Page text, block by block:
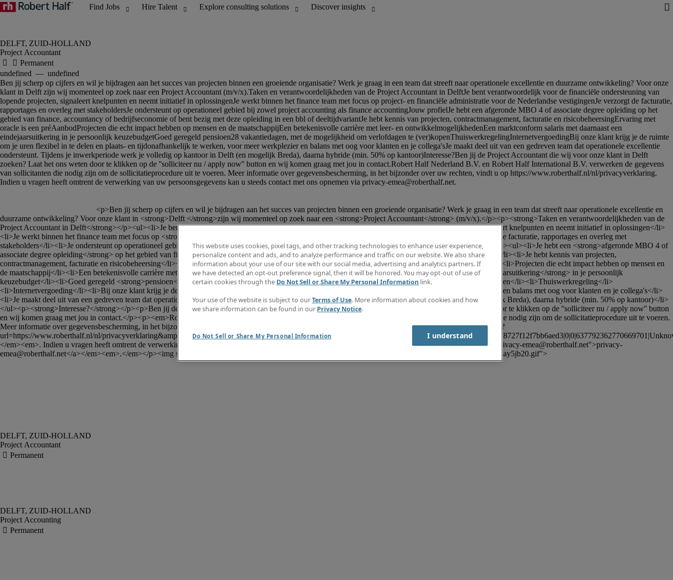
Project Accountant
duurzame ontwikkeling? Voor onze klant in <strong>Delft </strong>zijn wij momenteel op zoek naar een <strong>Project Accountant</strong> (m/v/x).</p><p><strong>Taken en verantwoordelijkheden van de
Project Accountant in Delft</strong></p><ul><li>Je bent verantwoordelijk voor de <strong>financiële ondersteuning van lopende projecten</strong>, signaleert knelpunten en neemt initiatief in oplossingen</li>
<li>Je werkt binnen het finance team met focus op <strong>project- en financiële administratie voor de Nederlandse vestigingen</strong></li><li>Je verzorgt de facturatie, rapportages en overleg met
stakeholders</li><li>Je ondersteunt op operationeel gebied bij zowel project accounting als finance accounting</li></ul><p><strong>Jouw profiel</strong></p><ul><li>Je hebt een <strong>afgeronde MBO 4 of
associate degree opleiding</strong> op het gebied van finance, accountancy of bedrijfseconomie of bent bezig met deze opleiding in een bbl of deeltijdvariant</li><li>Je hebt kennis van projecten,
contractmanagement, facturatie en risicobeheersing</li><li>Ervaring met <strong>oracle</strong> is een pré</li></ul><p><strong>Aanbod</strong></p><ul><li>Projecten die echt impact hebben op mensen en
de maatschappij</li><li>Een betekenisvolle carrière met leer- en ontwikkelmogelijkheden</li><li>Een <strong>marktconform salaris met daarnaast een eindejaarsuitkering</strong> in je persoonlijk
keuzebudget</li><li>Goed geregeld <strong>pensioen</strong></li><li><strong>28 vakantiedagen</strong>, met de mogelijkheid om verlofdagen te (ver)kopen</li><li>Thuiswerkregeling</li>
<li>Internetvergoeding</li><li>Bij onze klant krijg je de ruimte om je uren flexibel in te delen en plaats- en tijdonafhankelijk te werken, voor meer werkplezier en balans met oog voor klanten en je collega's</li>
<li>Je maakt deel uit van een gedreven team dat operationele excellentie ondersteunt. Tijdens je inwerkperiode werk je volledig op kantoor in Delft (en mogelijk Breda), daarna hybride (min. 50% op kantoor)</li>
</ul><p><strong>Interesse?</strong></p><p>Ben jij de <strong>Project Accountant</strong> die wij voor onze klant in Delft zoeken? Laat het ons weten door te klikken op de ''solliciteer nu / apply now'' button
en wij komen graag met jou in contact.</p><p><em>Robert Half Nederland B.V. en Robert Half International B.V. verwerken de gegevens van sollicitanten die nodig zijn om de sollicitatieprocedure uit te voeren.
Meer informatie over gegevensbescherming, in het bijzonder over uw rechten, vindt u op </em><em><a href="https://nam02.safelinks.protection.outlook.com/?
url=https://www.roberthalf.nl/nl/privacyverklaring&amp;data=04|01|Rachel.Farrell@roberthalf.net
</em><em>. Indien u vragen heeft omtrent de verwerking van uw persoonsgegevens kan u steeds contact met ons opnemen via </em><em><a href="mailto:
privacy-emea@roberthalf.net">privacy-
emea@roberthalf.net</a></em><em>.</em></p><img src="https://counter.adcourier.com/Um9iZXJ0SGFsZi4xNTU4OC4xMDkxN0ByaGlubC5hcGxpdHJhay5jb20.gif">
Project Accountant
Project Accounting
This website uses cookies, pixel tags, and other tracking technologies to enhance user experience,
personalize content and ads, and to analyze performance and traffic on our website. We also share
information about your use of our site with our social media, advertising and analytics partners. If
we have detected an opt-out preference signal, then it will be honored. You may opt-out of use of
certain cookies through the Do Not Sell or Share My Personal Information link.
Your use of the website is subject to ourTerms of Use. More information about cookies and how
we share information can be found in our Privacy Notice.
Do Not Sell or Share My Personal Information I understand